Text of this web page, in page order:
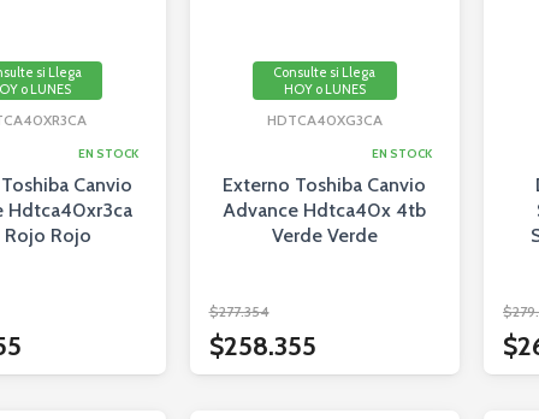
si Llega
o LUNES
EN STOCK
Canvio
Hdtca40xr3ca
Rojo
Consulte si Llega
HOY o LUNES
HDTCA40XG3CA
EN STOCK
Externo Toshiba Canvio
Advance Hdtca40x 4tb
Verde Verde
$277.354
$258.355